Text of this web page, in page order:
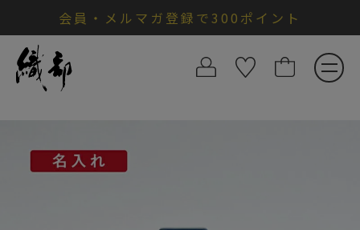
会員・メルマガ登録で300ポイント